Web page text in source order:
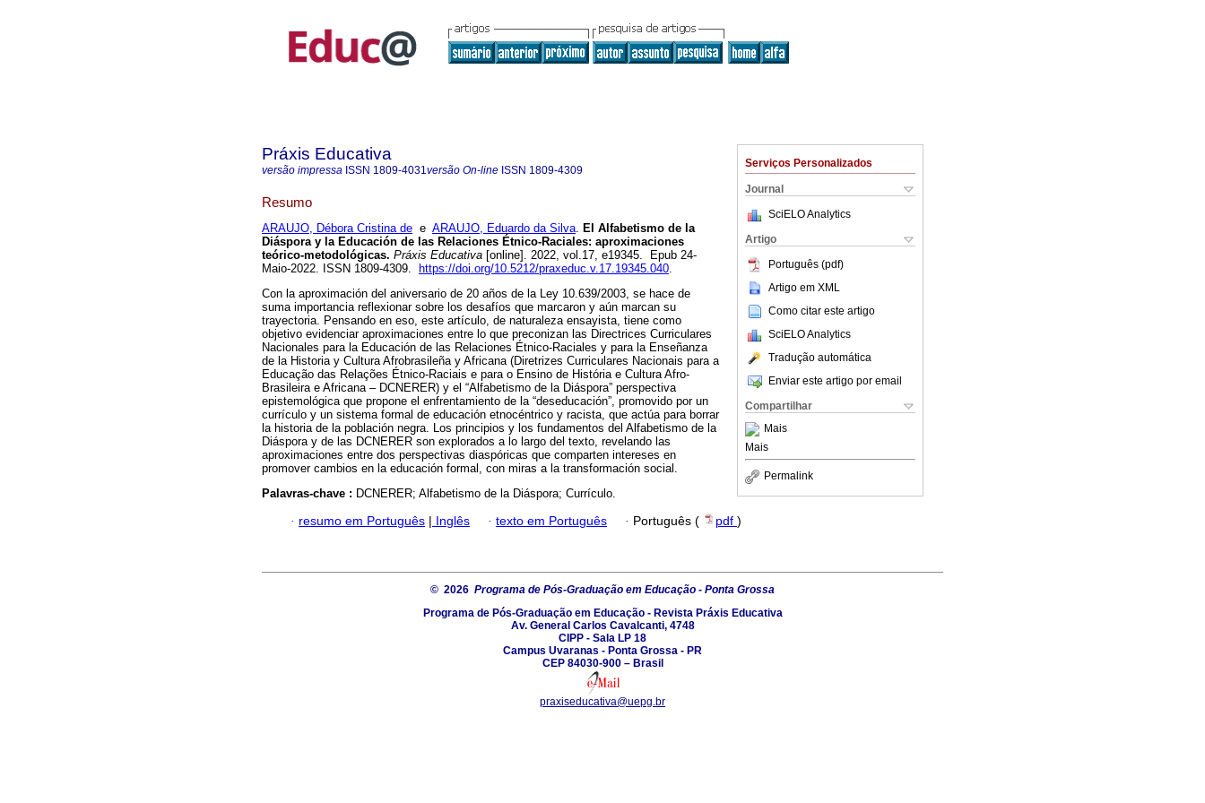
Serviços Personalizados
Journal
SciELO Analytics
Artigo
Português (pdf)
Artigo em XML
Como citar este artigo
SciELO Analytics
Tradução automática
Enviar este artigo por email
Compartilhar
Mais
Mais
Permalink
Práxis Educativa
versão impressa ISSN 1809-4031versão On-line ISSN 1809-4309
Resumo
ARAUJO, Débora Cristina de e ARAUJO, Eduardo da Silva. El Alfabetismo de la
Diáspora y la Educación de las Relaciones Étnico-Raciales: aproximaciones
teórico-metodológicas. Práxis Educativa [online]. 2022, vol.17, e19345. Epub 24-
Maio-2022. ISSN 1809-4309.
https://doi.org/10.5212/praxeduc.v.17.19345.040.
Con la aproximación del aniversario de 20 años de la Ley 10.639/2003, se hace de
suma importancia reflexionar sobre los desafíos que marcaron y aún marcan su
trayectoria. Pensando en eso, este artículo, de naturaleza ensayista, tiene como
objetivo evidenciar aproximaciones entre lo que preconizan las Directrices Curriculares
Nacionales para la Educación de las Relaciones Étnico-Raciales y para la Enseñanza
de la Historia y Cultura Afrobrasileña y Africana (Diretrizes Curriculares Nacionais para a
Educação das Relações Étnico-Raciais e para o Ensino de História e Cultura Afro-
Brasileira e Africana – DCNERER) y el “Alfabetismo de la Diáspora” perspectiva
epistemológica que propone el enfrentamiento de la “deseducación”, promovido por un
currículo y un sistema formal de educación etnocéntrico y racista, que actúa para borrar
la historia de la población negra. Los principios y los fundamentos del Alfabetismo de la
Diáspora y de las DCNERER son explorados a lo largo del texto, revelando las
aproximaciones entre dos perspectivas diaspóricas que comparten intereses en
promover cambios en la educación formal, con miras a la transformación social.
Palavras-chave : DCNERER; Alfabetismo de la Diáspora; Currículo.
· resumo em Português | Inglês · texto em Português · Português ( pdf )
© 2026 Programa de Pós-Graduação em Educação - Ponta Grossa
Programa de Pós-Graduação em Educação - Revista Práxis Educativa
Av. General Carlos Cavalcanti, 4748
CIPP - Sala LP 18
Campus Uvaranas - Ponta Grossa - PR
CEP 84030-900 – Brasil
praxiseducativa@uepg.br